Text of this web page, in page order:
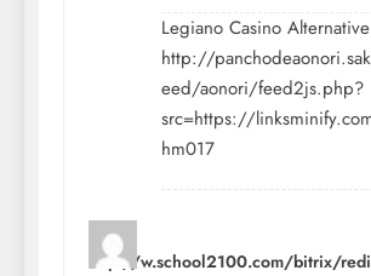
Legiano Casino Alternative
http://
eed/aonori/feed2js.php?
src=https://
hm017
http://w.school2100.com/bitrix/